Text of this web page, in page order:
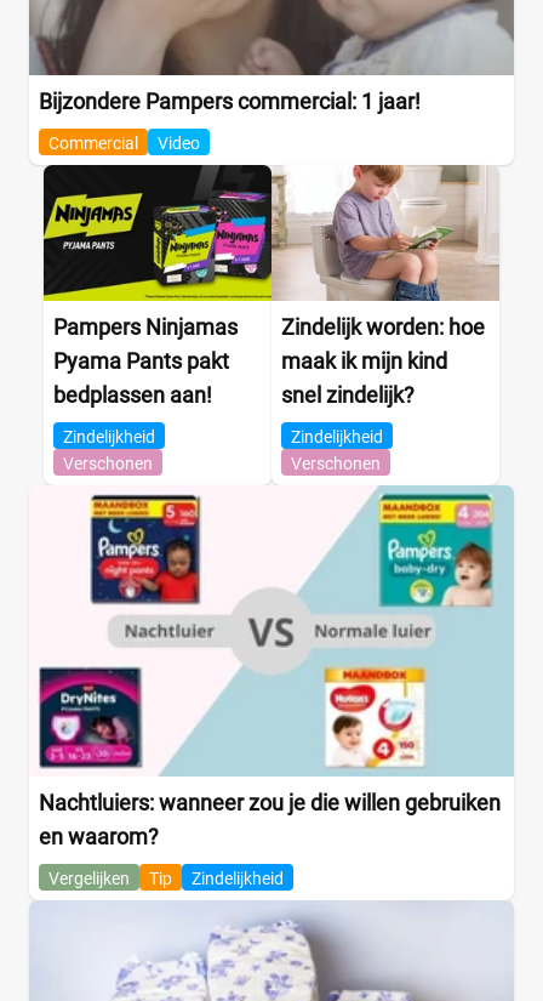
Bijzondere Pampers commercial: 1 jaar!
Commercial Video
Pampers Ninjamas
Pyama Pants pakt
bedplassen aan!
Zindelijkheid
Verschonen
Zindelijk worden: hoe
maak ik mijn kind
snel zindelijk?
Zindelijkheid
Verschonen
Nachtluiers: wanneer zou je die willen gebruiken
en waarom?
Vergelijken Tip Zindelijkheid